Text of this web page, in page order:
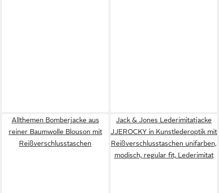
Allthemen Bomberjacke aus
reiner Baumwolle Blouson mit
Reißverschlusstaschen
Jack & Jones Lederimitatjacke
JJEROCKY in Kunstlederoptik mit
Reißverschlusstaschen unifarben,
modisch, regular fit, Lederimitat